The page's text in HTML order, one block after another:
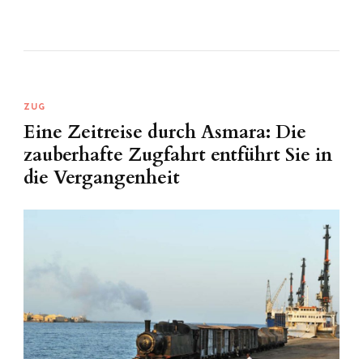
ZUG
Eine Zeitreise durch Asmara: Die
zauberhafte Zugfahrt entführt Sie in
die Vergangenheit